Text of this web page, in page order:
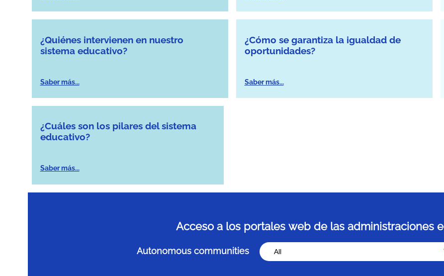
¿Quiénes intervienen en nuestro
sistema educativo?
Saber más...
¿Cómo se garantiza la igualdad de
oportunidades?
Saber más...
¿Cuáles son los pilares del sistema
educativo?
Saber más...
Acceso a los portales web de las administraciones
Autonomous communities